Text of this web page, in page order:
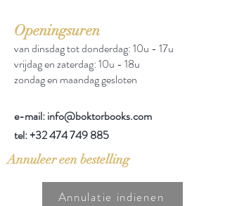
Openingsuren
van dinsdag tot donderdag: 10u - 17u
vrijdag en zaterdag: 10u - 18u
zondag en maandag gesloten
e-mail: info@boktorbooks.com
tel:+32 474 749 885
Annuleer een bestelling
Annulatie indienen